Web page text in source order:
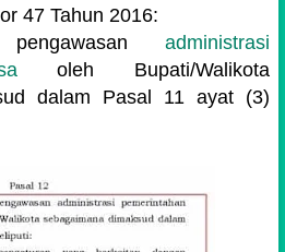
47 Tahun 2016:
administrasi
oleh Bupati/Walikota
dalam Pasal 11 ayat (3)